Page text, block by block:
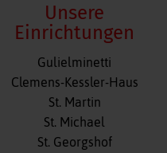
Unsere
Einrichtungen
Navigation
überspringen
Gulielminetti
Clemens-Kessler-Haus
St. Martin
St. Michael
St. Georgshof